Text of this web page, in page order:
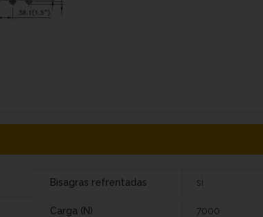
Bisagras refrentadas si
Carga (N) 7000